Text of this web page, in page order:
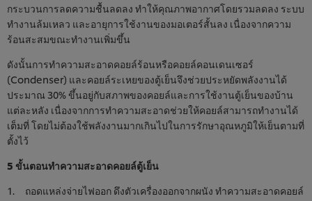
กระบวนการลดความชื้นลดลง ทำให้คุณภาพอากาศโดยรวมลดลง ระบบ
ทำงานล้มเหลว และอายุการใช้งานของมอเตอร์สั้นลง เนื่องจากความ
ร้อนสะสมขณะทำงานเพิ่มขึ้น
ดังนั้นการทำความสะอาดคอยล์ร้อนหรือคอยล์คอนเดนเซอร์
(Condenser) และคอยล์ระเหยของตู้เย็นจึงช่วยประหยัดพลังงานได้
ประมาณ 30% ขึ้นอยู่กับสภาพของคอยล์และการใช้งานตู้เย็นของบ้าน
แต่ละหลัง เนื่องจากการทำความสะอาดช่วยให้คอยล์สามารถทำงานได้
เต็มที่ โดยไม่ต้องใช้พลังงานมากเกินไปในการรักษาอุณหภูมิให้เย็นตามที่
ตั้งไว้
5 ขั้นตอนทำความสะอาดคอยล์ตู้เย็น
1. ถอดแหล่งจ่ายไฟออก ดึงตัวเครื่องออกจากผนัง ทำความสะอาดคอยล์